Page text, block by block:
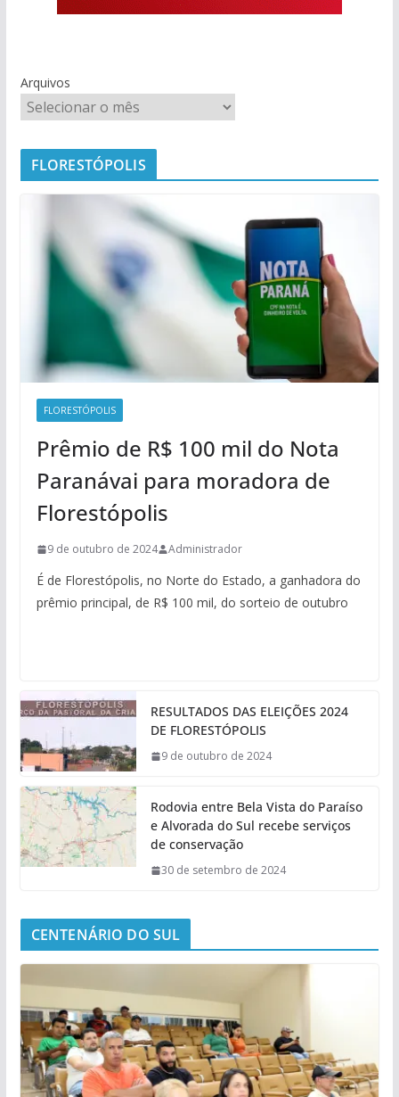
Arquivos
FLORESTÓPOLIS
FLORESTÓPOLIS
Prêmio de R$ 100 mil do Nota
Paranávai para moradora de
Florestópolis
9 de outubro de 2024 Administrador
É de Florestópolis, no Norte do Estado, a ganhadora do
prêmio principal, de R$ 100 mil, do sorteio de outubro
RESULTADOS DAS ELEIÇÕES 2024
DE FLORESTÓPOLIS
9 de outubro de 2024
Rodovia entre Bela Vista do Paraíso
e Alvorada do Sul recebe serviços
de conservação
30 de setembro de 2024
CENTENÁRIO DO SUL